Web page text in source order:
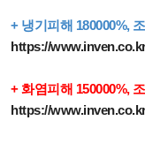
+ 냉기피해 180000%,
https://
+ 화염피해 150000%,
https://